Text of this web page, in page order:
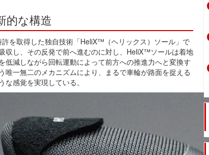
的な構造
許を取得した独自技術「HeliX™（ヘリックス）ソール」で
収し、その反発で前へ進むのに対し、HeliX™ソールは着地
低減しながら回転運動によって前方への推進力へと変換す
唯一無二のメカニズムにより、まるで車輪が路面を捉える
感覚を実現している。